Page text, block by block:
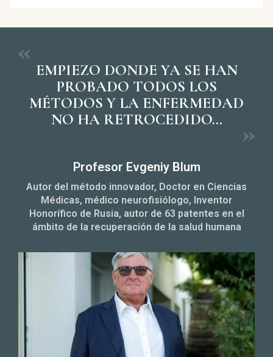
EMPIEZO DONDE YA SE HAN
PROBADO TODOS LOS
MÉTODOS Y LA ENFERMEDAD
NO HA RETROCEDIDO...
Profesor Evgeniy Blum
Autor del método innovador, Doctor en Ciencias
Médicas, médico neurofisiólogo, Inventor
Honorífico de Rusia, autor de 63 patentes en el
ámbito de la recuperación de la salud humana